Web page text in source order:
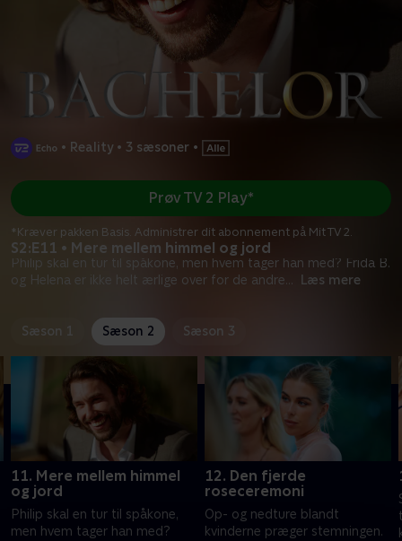
• Reality • 3 sæsoner •
S2:E11 • Mere mellem himmel og jord
Philip skal en tur til spåkone, men hvem tager han med? Frida B.
og Helena er ikke helt ærlige over for de andre... Læs mere
Prøv TV 2 Play*
*Kræver pakken Basis. Administrer dit abonnement på Mit TV 2.
Sæson 1 Sæson 2 Sæson 3
11. Mere mellem himmel
og jord
Philip skal en tur til spåkone,
men hvem tager han med?
12. Den fjerde
roseceremoni
Op- og nedture blandt
kvinderne præger stemningen.